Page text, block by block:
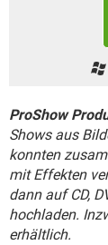
WHATSAPP
FACEBOOK
ProShow
Shows aus
konnten
mit Effekten
dann auf CD,
hochladen.
erhältlich.